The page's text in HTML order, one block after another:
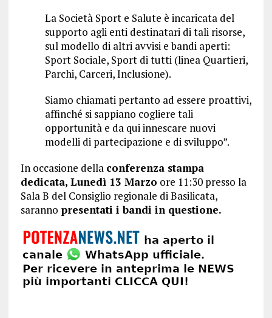
La Società Sport e Salute è incaricata del
supporto agli enti destinatari di tali risorse,
sul modello di altri avvisi e bandi aperti:
Sport Sociale, Sport di tutti (linea Quartieri,
Parchi, Carceri, Inclusione).
Siamo chiamati pertanto ad essere proattivi,
affinché si sappiano cogliere tali
opportunità e da qui innescare nuovi
modelli di partecipazione e di sviluppo”.
In occasione della conferenza stampa
dedicata, Lunedì 13 Marzo ore 11:30 presso la
Sala B del Consiglio regionale di Basilicata,
saranno presentati i bandi in questione.